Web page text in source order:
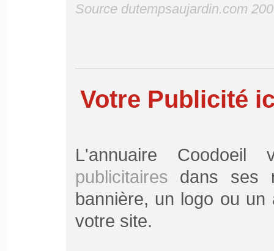
Source dutempsaujardin.com
Votre Publicité
L'annuaire
publicitaires dans ses
bannière, un logo ou
votre site.